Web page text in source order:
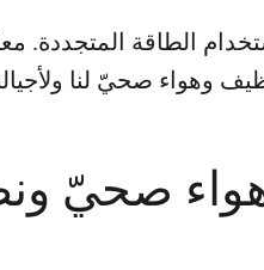
الطاقة المتجددة.
صحيّ